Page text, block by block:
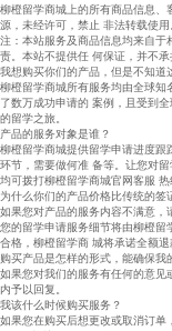
柳橙留学商城上的所有商品信息
源，未经许可，禁止 非法转载使用
注：本站服务及商品信息均来自于
责。本站不提供任 何保证，并不承
我想购买你们的产品，但是不知道
柳橙留学商城所有服务均由全球知
了数万成功申请的 案例，且受到
的留学之旅。
产品的服务对象是谁？
柳橙留学商城提供留学申请进度
环节，需要做何准 备等。让您对
均可拨打柳橙留学商城官网客服
为什么你们的产品价格比传统的签
如果您对产品的服务内容不满意，
您的留学申请服务细节将由柳橙留
合格，柳橙留学商 城将承诺全额退
购买产品是怎样的形式，能确保我
如果您对我们的服务有任何的意
内予以回复。
我该什么时候购买服务？
如果您在购买后想更改或取消订